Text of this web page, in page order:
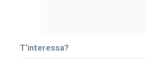
T’interessa?